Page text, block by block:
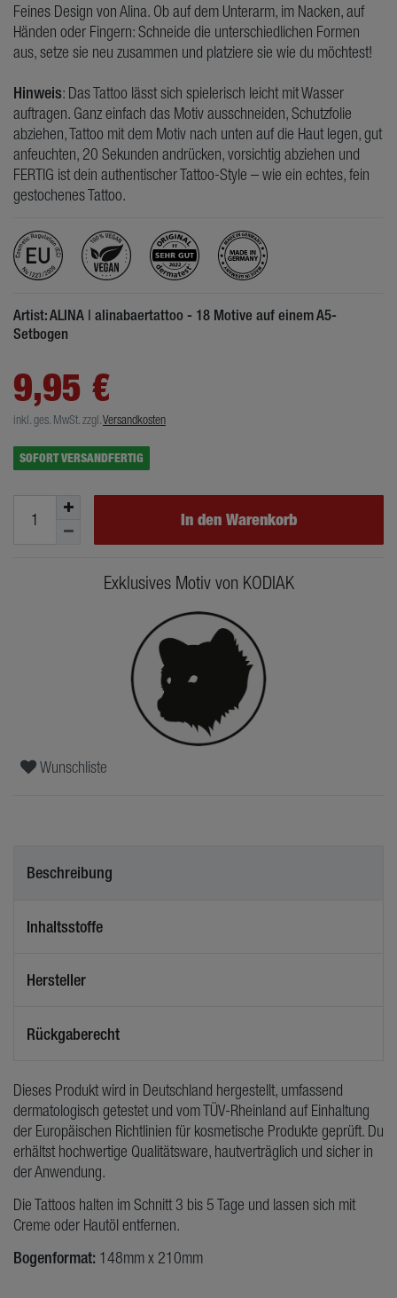
Feines Design von Alina. Ob auf dem Unterarm, im Nacken, auf
Händen oder Fingern: Schneide die unterschiedlichen Formen
aus, setze sie neu zusammen und platziere sie wie du möchtest!
Hinweis: Das Tattoo lässt sich spielerisch leicht mit Wasser
auftragen. Ganz einfach das Motiv ausschneiden, Schutzfolie
abziehen, Tattoo mit dem Motiv nach unten auf die Haut legen, gut
anfeuchten, 20 Sekunden andrücken, vorsichtig abziehen und
FERTIG ist dein authentischer Tattoo-Style – wie ein echtes, fein
gestochenes Tattoo.
Artist: ALINA | alinabaertattoo - 18 Motive auf einem A5-
Setbogen
9,95 €
inkl. ges. MwSt.zzgl.Versandkosten
SOFORT VERSANDFERTIG
In den Warenkorb
Exklusives Motiv von KODIAK
Wunschliste
Beschreibung
Inhaltsstoffe
Hersteller
Rückgaberecht
Dieses Produkt wird in Deutschland hergestellt, umfassend
dermatologisch getestet und vom TÜV-Rheinland auf Einhaltung
der Europäischen Richtlinien für kosmetische Produkte geprüft. Du
erhältst hochwertige Qualitätsware, hautverträglich und sicher in
der Anwendung.
Die Tattoos halten im Schnitt 3 bis 5 Tage und lassen sich mit
Creme oder Hautöl entfernen.
Bogenformat: 148mm x 210mm